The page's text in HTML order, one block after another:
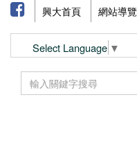
興大首頁 網站導覽
Select Language ▼